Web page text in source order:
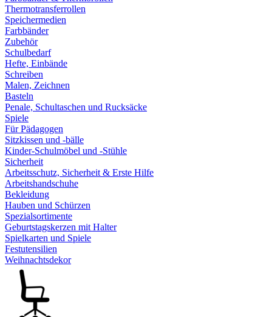
Thermotransferrollen
Speichermedien
Farbbänder
Zubehör
Schulbedarf
Hefte, Einbände
Schreiben
Malen, Zeichnen
Basteln
Penale, Schultaschen und Rucksäcke
Spiele
Für Pädagogen
Sitzkissen und -bälle
Kinder-Schulmöbel und -Stühle
Sicherheit
Arbeitsschutz, Sicherheit & Erste Hilfe
Arbeitshandschuhe
Bekleidung
Hauben und Schürzen
Spezialsortimente
Geburtstagskerzen mit Halter
Spielkarten und Spiele
Festutensilien
Weihnachtsdekor